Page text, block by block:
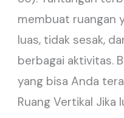
membuat ruangan
luas, tidak sesak,
berbagai aktivitas.
yang bisa Anda
Ruang Vertikal Jika
meter
persegi)